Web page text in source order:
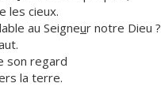
les cieux.
au Seigneur notre Dieu ?
son regard
la terre.